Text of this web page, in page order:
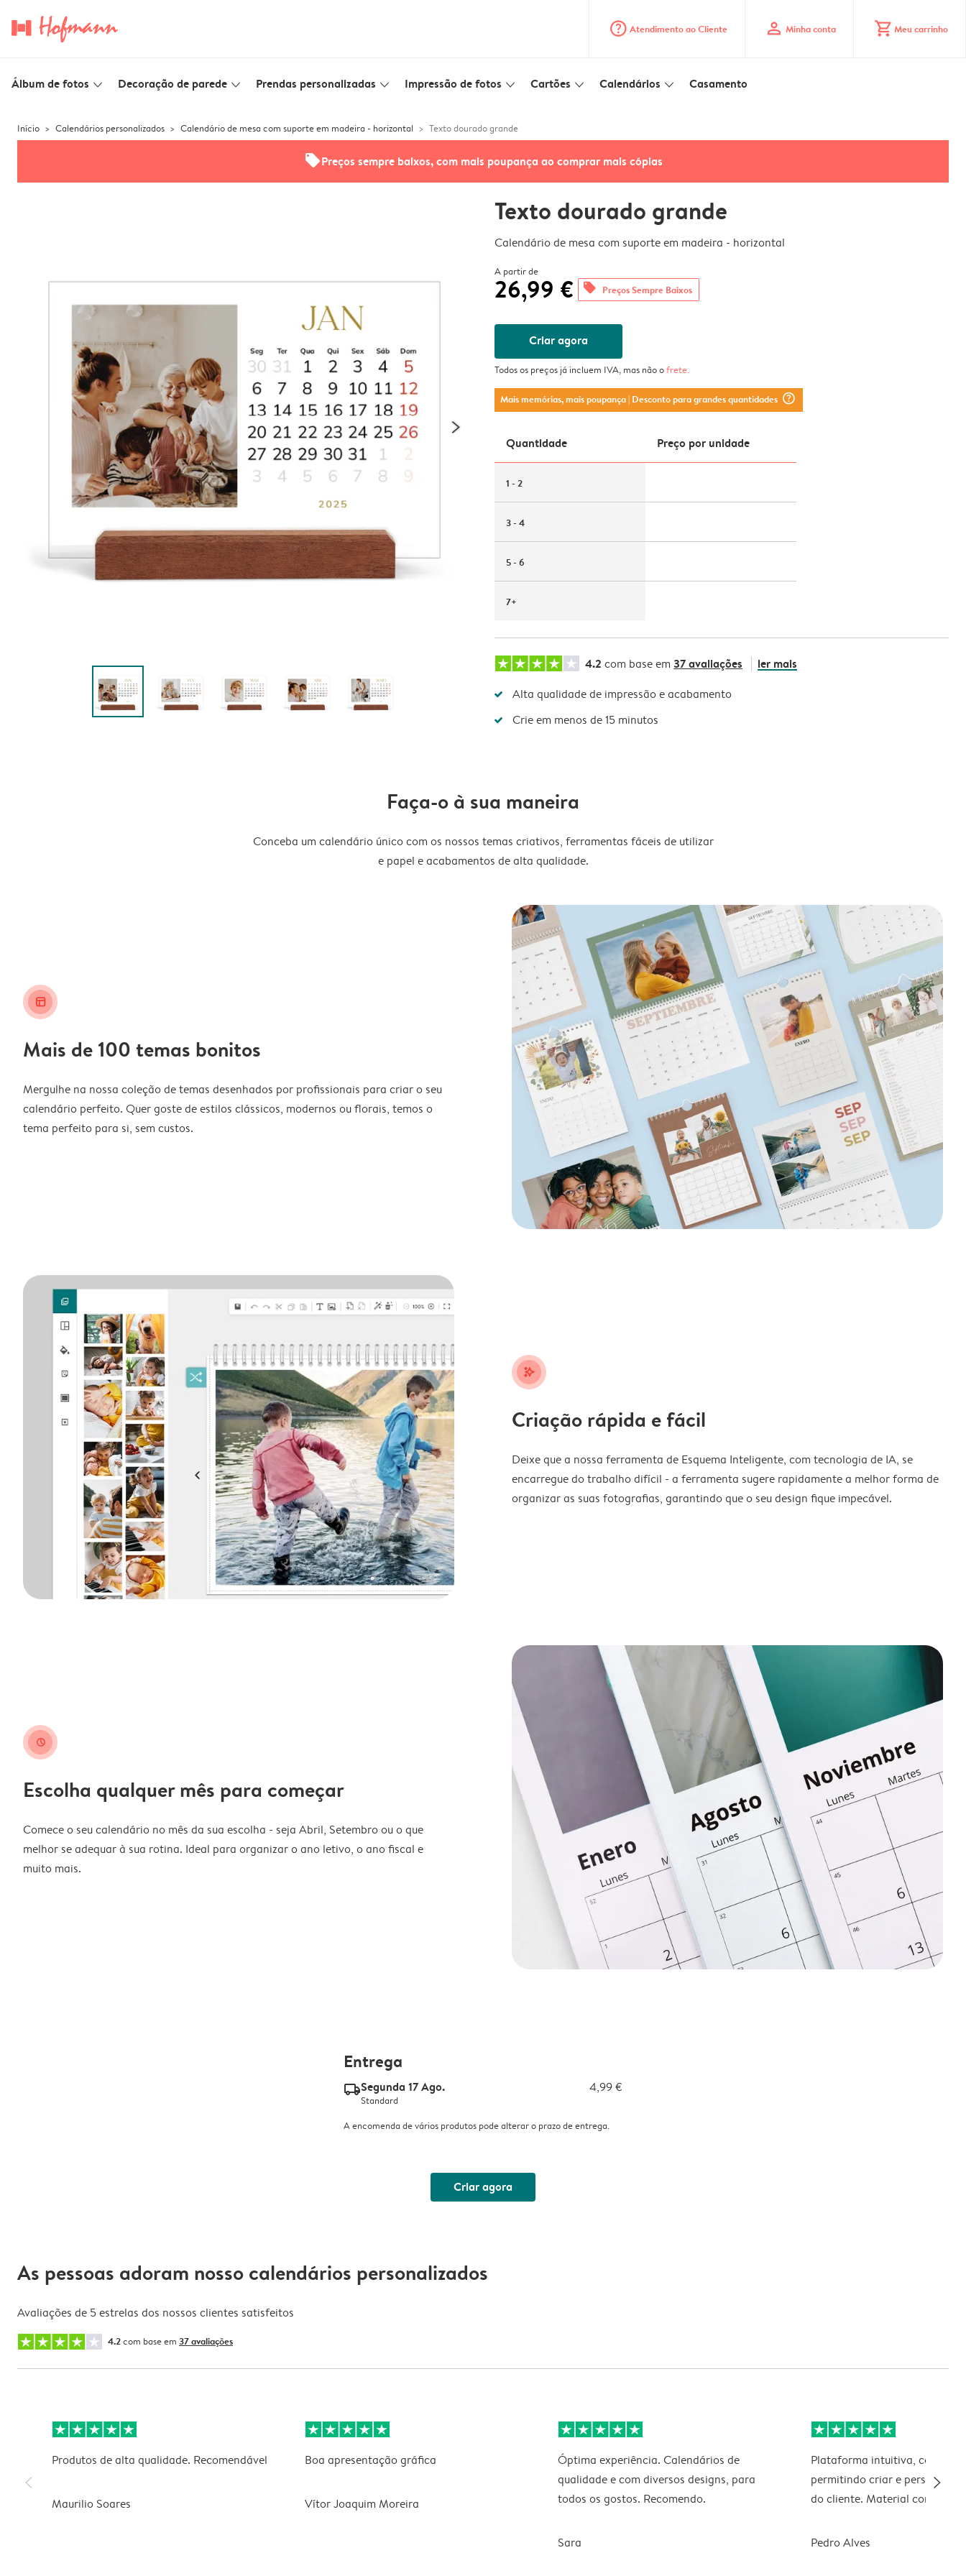
question_mark_circle Atendimento ao Cliente profile Minha conta shopping_cart Meu carrinho
Álbum de fotos slim_arrow_down Decoração de parede slim_arrow_down Prendas personalizadas slim_arrow_down Impressão de fotos slim_arrow_down Cartões slim_arrow_down Calendários slim_arrow_down Casamento
Início Calendários personalizados Calendário de mesa com suporte em madeira - horizontal Texto dourado grande
offersPreços sempre baixos, com mais poupança ao comprar mais cópias
Texto dourado grande
Calendário de mesa com suporte em madeira - horizontal
A partir de
26,99 € offers Preços Sempre Baixos
Criar agora
Todos os preços já incluem IVA, mas não ofrete.
Mais memórias, mais poupança| Desconto para grandes quantidades question_mark_circle
Quantidade Preço por unidade
1 - 2
3 - 4
5 - 6
7+
4.2 com base em 37 avaliações ler mais
Alta qualidade de impressão e acabamento
Crie em menos de 15 minutos
Faça-o à sua maneira
Conceba um calendário único com os nossos temas criativos, ferramentas fáceis de utilizar
e papel e acabamentos de alta qualidade.
layout_alt
Mais de 100 temas bonitos
Mergulhe na nossa coleção de temas desenhados por profissionais para criar o seu
calendário perfeito. Quer goste de estilos clássicos, modernos ou florais, temos o
tema perfeito para si, sem custos.
stars_plus
Criação rápida e fácil
Deixe que a nossa ferramenta de Esquema Inteligente, com tecnologia de IA, se
encarregue do trabalho difícil - a ferramenta sugere rapidamente a melhor forma de
organizar as suas fotografias, garantindo que o seu design fique impecável.
clock
Escolha qualquer mês para começar
Comece o seu calendário no mês da sua escolha - seja Abril, Setembro ou o que
melhor se adequar à sua rotina. Ideal para organizar o ano letivo, o ano fiscal e
muito mais.
Entrega
delivery_standard_v2Segunda 17 Ago. 4,99 €
Standard
A encomenda de vários produtos pode alterar o prazo de entrega.
Criar agora
As pessoas adoram nosso calendários personalizados
Avaliações de 5 estrelas dos nossos clientes satisfeitos
4.2com base em 37 avaliações
slim_arrow_left
Produtos de alta qualidade. Recomendável
Maurilio Soares
Boa apresentação gráfica
Vítor Joaquim Moreira
Óptima experiência. Calendários de
qualidade e com diversos designs, para
todos os gostos. Recomendo.
Sara
Plataforma intuitiva, com
permitindo criar e
do cliente. Material com boa
Pedro Alves
slim_arrow_right